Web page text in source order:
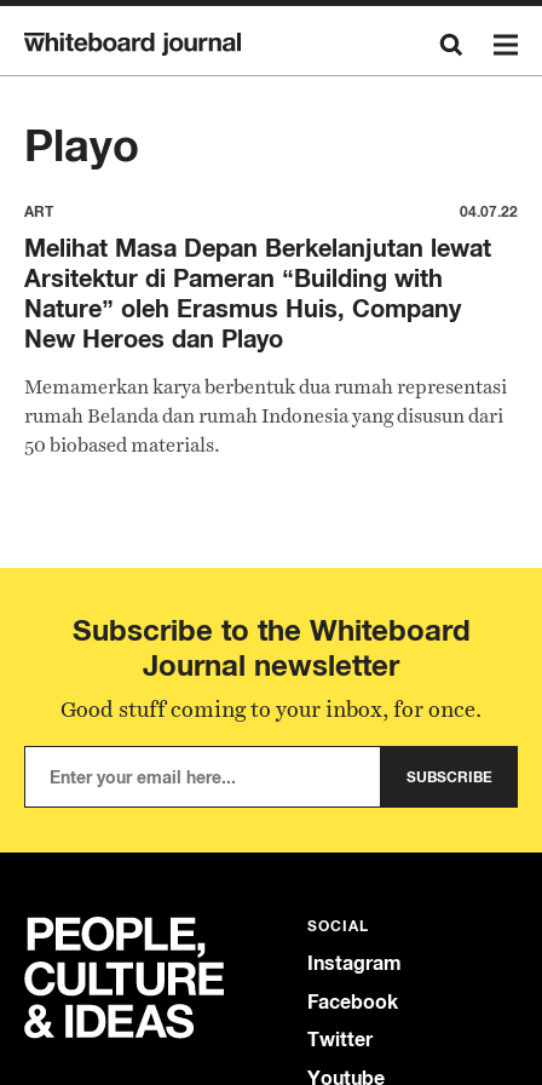
Playo
ART 04.07.22
Melihat Masa Depan Berkelanjutan lewat
Arsitektur di Pameran “Building with
Nature” oleh Erasmus Huis, Company
New Heroes dan Playo
Memamerkan karya berbentuk dua rumah representasi
rumah Belanda dan rumah Indonesia yang disusun dari
50 biobased materials.
Subscribe to the Whiteboard
Journal newsletter
Good stuff coming to your inbox, for once.
SUBSCRIBE
SOCIAL
Instagram
Facebook
Twitter
Youtube